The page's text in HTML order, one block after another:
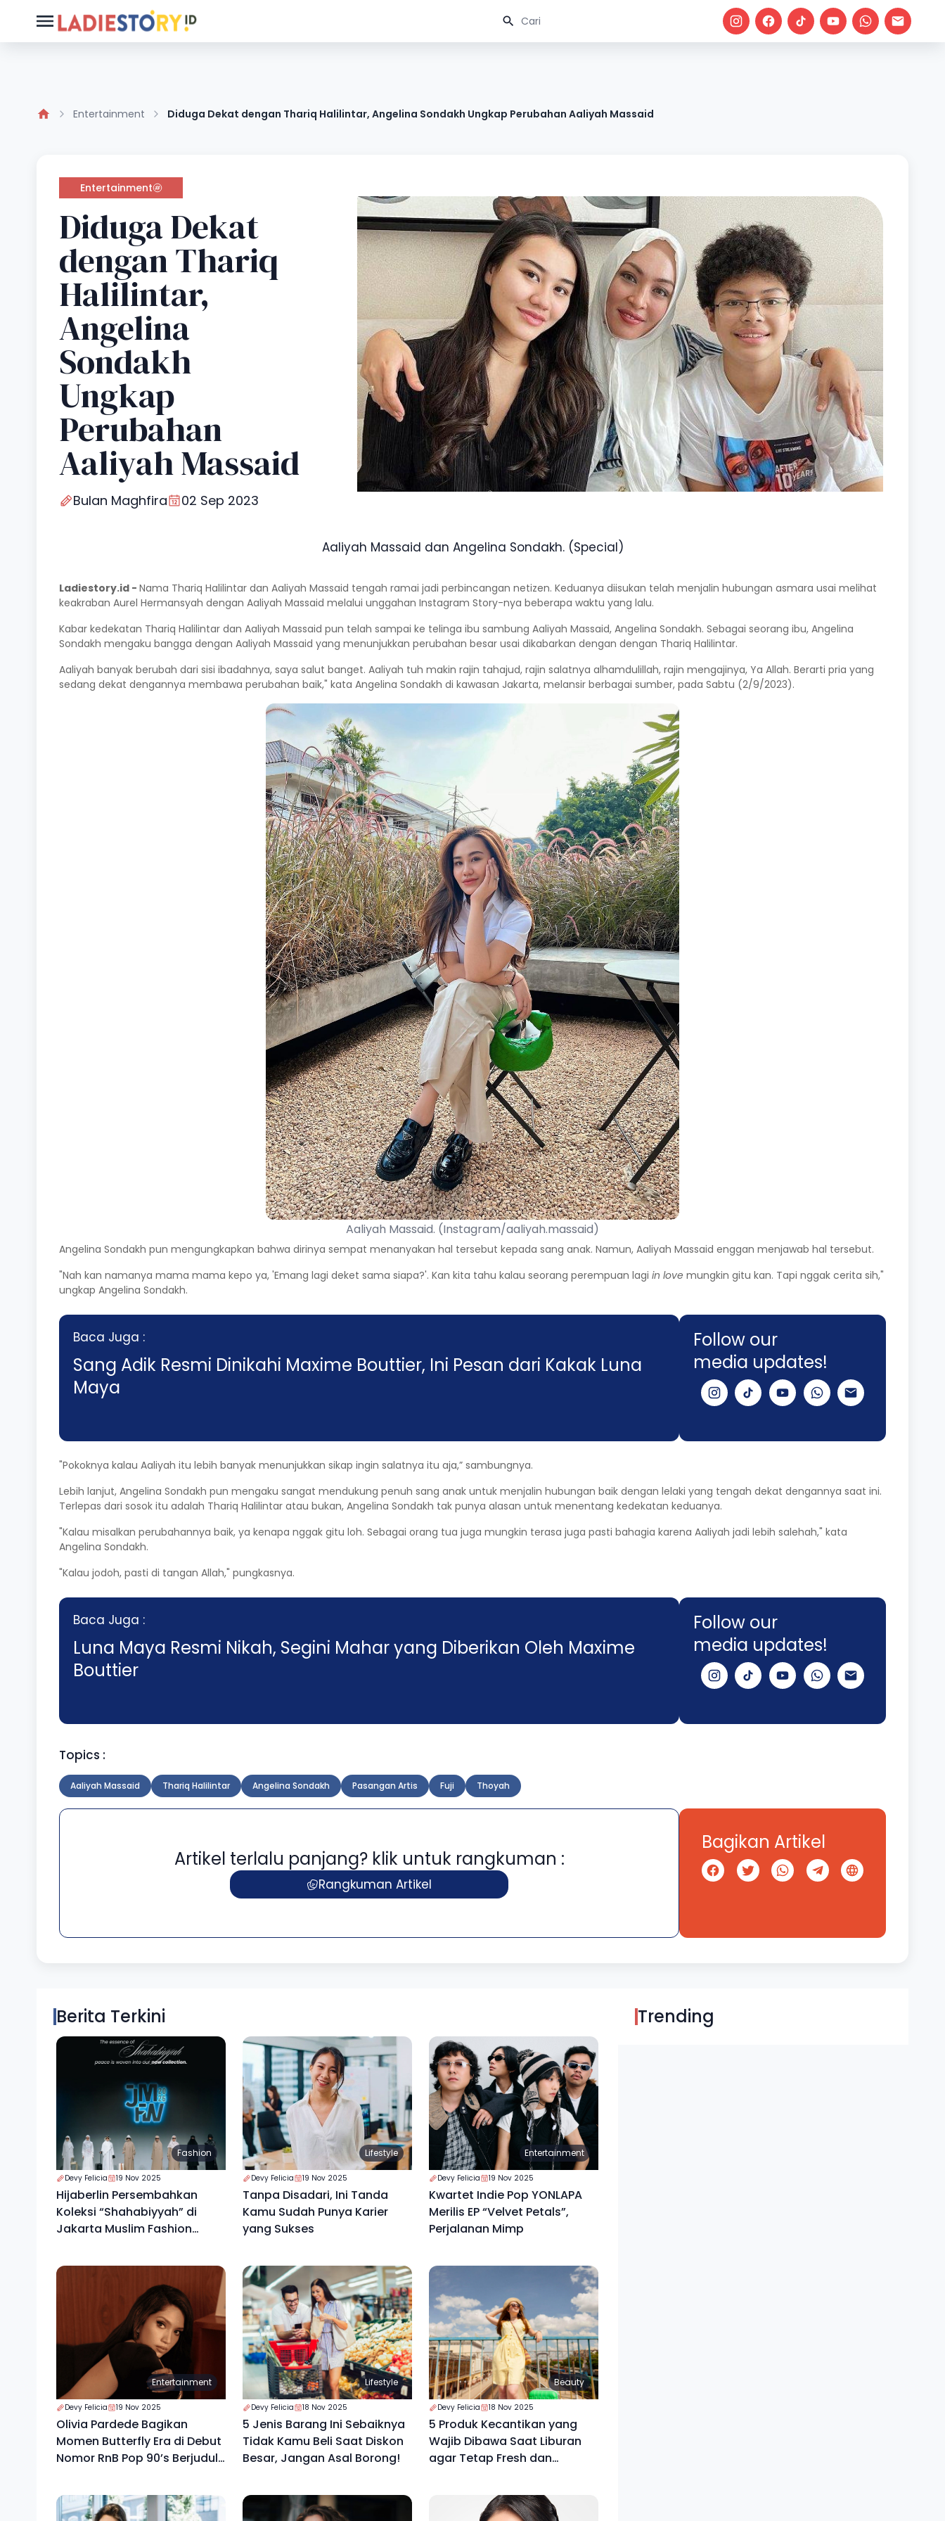
Entertainment Diduga Dekat dengan Thariq Halilintar, Angelina Sondakh Ungkap Perubahan Aaliyah Massaid
Entertainment
Diduga Dekat
dengan Thariq
Halilintar,
Angelina
Sondakh
Ungkap
Perubahan
Aaliyah Massaid
Bulan Maghfira 02 Sep 2023
Aaliyah Massaid dan Angelina Sondakh. (Special)
Ladiestory.id - Nama Thariq Halilintar dan Aaliyah Massaid tengah ramai jadi perbincangan netizen. Keduanya diisukan telah menjalin hubungan asmara usai melihat
keakraban Aurel Hermansyah dengan Aaliyah Massaid melalui unggahan Instagram Story-nya beberapa waktu yang lalu.
Kabar kedekatan Thariq Halilintar dan Aaliyah Massaid pun telah sampai ke telinga ibu sambung Aaliyah Massaid, Angelina Sondakh. Sebagai seorang ibu, Angelina
Sondakh mengaku bangga dengan Aaliyah Massaid yang menunjukkan perubahan besar usai dikabarkan dengan dengan Thariq Halilintar.
Aaliyah banyak berubah dari sisi ibadahnya, saya salut banget. Aaliyah tuh makin rajin tahajud, rajin salatnya alhamdulillah, rajin mengajinya, Ya Allah. Berarti pria yang
sedang dekat dengannya membawa perubahan baik," kata Angelina Sondakh di kawasan Jakarta, melansir berbagai sumber, pada Sabtu (2/9/2023).
Aaliyah Massaid. (Instagram/aaliyah.massaid)
Angelina Sondakh pun mengungkapkan bahwa dirinya sempat menanyakan hal tersebut kepada sang anak. Namun, Aaliyah Massaid enggan menjawab hal tersebut.
"Nah kan namanya mama mama kepo ya, 'Emang lagi deket sama siapa?'. Kan kita tahu kalau seorang perempuan lagi in love mungkin gitu kan. Tapi nggak cerita sih,"
ungkap Angelina Sondakh.
Baca Juga :
Sang Adik Resmi Dinikahi Maxime Bouttier, Ini Pesan dari Kakak Luna
Maya
Follow our
media updates!
"Pokoknya kalau Aaliyah itu lebih banyak menunjukkan sikap ingin salatnya itu aja,” sambungnya.
Lebih lanjut, Angelina Sondakh pun mengaku sangat mendukung penuh sang anak untuk menjalin hubungan baik dengan lelaki yang tengah dekat dengannya saat ini.
Terlepas dari sosok itu adalah Thariq Halilintar atau bukan, Angelina Sondakh tak punya alasan untuk menentang kedekatan keduanya.
"Kalau misalkan perubahannya baik, ya kenapa nggak gitu loh. Sebagai orang tua juga mungkin terasa juga pasti bahagia karena Aaliyah jadi lebih salehah," kata
Angelina Sondakh.
"Kalau jodoh, pasti di tangan Allah," pungkasnya.
Baca Juga :
Luna Maya Resmi Nikah, Segini Mahar yang Diberikan Oleh Maxime
Bouttier
Follow our
media updates!
Topics :
Aaliyah Massaid Thariq Halilintar Angelina Sondakh Pasangan Artis Fuji Thoyah
Artikel terlalu panjang? klik untuk rangkuman :
Rangkuman Artikel
Bagikan Artikel
Berita Terkini
Fashion
Devy Felicia 19 Nov 2025
Hijaberlin Persembahkan
Koleksi “Shahabiyyah” di
Jakarta Muslim Fashion
Lifestyle
Devy Felicia 19 Nov 2025
Tanpa Disadari, Ini Tanda
Kamu Sudah Punya Karier
yang Sukses
Entertainment
Devy Felicia 19 Nov 2025
Kwartet Indie Pop YONLAPA
Merilis EP “Velvet Petals”,
Perjalanan Mimp
Entertainment
Devy Felicia 19 Nov 2025
Olivia Pardede Bagikan
Momen Butterfly Era di Debut
Nomor RnB Pop 90’s Berjudul
Lifestyle
Devy Felicia 18 Nov 2025
5 Jenis Barang Ini Sebaiknya
Tidak Kamu Beli Saat Diskon
Besar, Jangan Asal Borong!
Beauty
Devy Felicia 18 Nov 2025
5 Produk Kecantikan yang
Wajib Dibawa Saat Liburan
agar Tetap Fresh dan
Trending